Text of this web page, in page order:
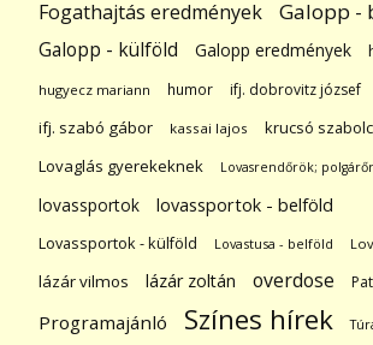
Fogathajtás eredmények Galopp -
Galopp - külföld Galopp eredmények
hugyecz mariann humor ifj. dobrovitz józsef
ifj. szabó gábor kassai lajos krucsó
Lovaglás gyerekeknek Lovasrendőrök;
lovassportok lovassportok - belföld
Lovassportok - külföld Lovastusa - belföld
lázár vilmos lázár zoltán overdose
Programajánló Színes hírek